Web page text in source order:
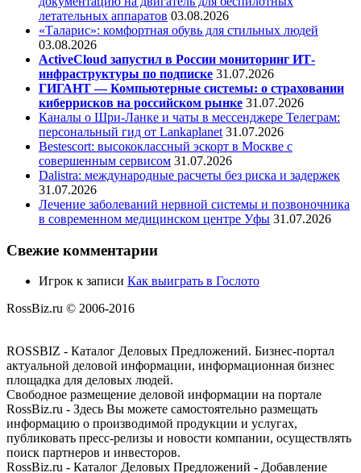
летательных аппаратов 03.08.2026
«Таларис»: комфортная обувь для стильных людей
03.08.2026
ActiveCloud запустил в России мониторинг ИТ-
инфраструктуры по подписке 31.07.2026
ГИГАНТ — Компьютерные системы: о страховании
киберрисков на российском рынке 31.07.2026
Каналы о Шри-Ланке и чаты в мессенджере Телеграм:
персональный гид от Lankaplanet 31.07.2026
Bestescort: высококлассный эскорт в Москве с
совершенным сервисом 31.07.2026
Dalistra: международные расчеты без риска и задержек
31.07.2026
Лечение заболеваний нервной системы и позвоночника
в современном медицинском центре Уфы 31.07.2026
Свежие комментарии
Игрок к записи Как выиграть в Гослото
RossBiz.ru © 2006-2016
ROSSBIZ - Каталог Деловых Предложений. Бизнес-портал
актуальной деловой информации, информационная бизнес
площадка для деловых людей.
Свободное размещение деловой информации на портале
RossBiz.ru - Здесь Вы можете самостоятельно размещать
информацию о производимой продукции и услугах,
публиковать пресс-релизы и новости компании, осуществлять
поиск партнеров и инвесторов.
RossBiz.ru - Каталог Деловых Предложений - Добавление